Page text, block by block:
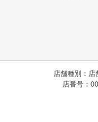
店舗種別：店
店番号：